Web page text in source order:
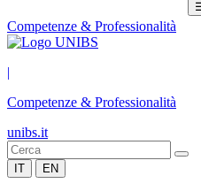
Competenze & Professionalità
|
Competenze & Professionalità
unibs.it
IT EN